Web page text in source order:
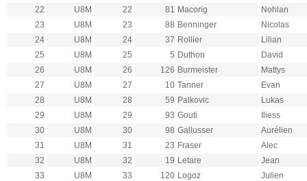
22
U8M 22 81 Macorig
Nohlan
23
U8M 23 88 Benninger
Nicolas
24
U8M 24 37 Rollier
Lilian
25
U8M 25 5 Duthon
David
26
U8M 26 126 Burmeister
Mattys
27
U8M 27 10 Tanner
Evan
28
U8M 28 59 Palkovic
Lukas
29
U8M 29 93 Gouti
Iliess
30
U8M 30 98 Gallusser
Aurélien
31
U8M 31 23 Fraser
Alec
32
U8M 32 19 Letare
Jean
33
U8M 33 120 Logoz
Julien